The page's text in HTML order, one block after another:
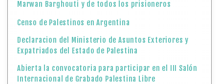
Marwan Barghouti y de todos los prisioneros
Censo de Palestinos en Argentina
Declaracion del Ministerio de Asuntos Exteriores y
Expatriados del Estado de Palestina
Abierta la convocatoria para participar en el III Salón
Internacional de Grabado Palestina Libre